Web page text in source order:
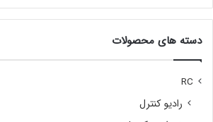
دسته های محصولات
RC
رادیو کنترل